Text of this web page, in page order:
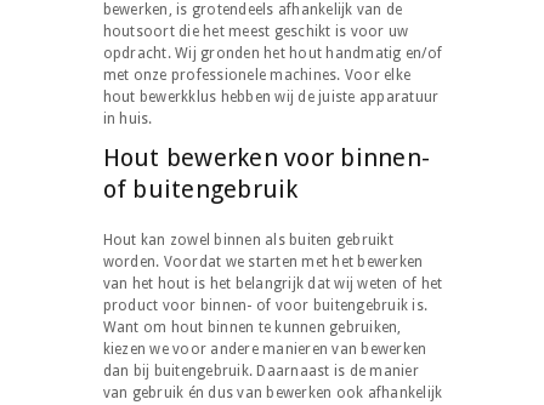
bewerken, is grotendeels afhankelijk van de
houtsoort die het meest geschikt is voor uw
opdracht. Wij gronden het hout handmatig en/of
met onze professionele machines. Voor elke
hout bewerkklus hebben wij de juiste apparatuur
in huis.
Hout bewerken voor binnen-
of buitengebruik
Hout kan zowel binnen als buiten gebruikt
worden. Voordat we starten met het bewerken
van het hout is het belangrijk dat wij weten of het
product voor binnen- of voor buitengebruik is.
Want om hout binnen te kunnen gebruiken,
kiezen we voor andere manieren van bewerken
dan bij buitengebruik. Daarnaast is de manier
van gebruik én dus van bewerken ook afhankelijk